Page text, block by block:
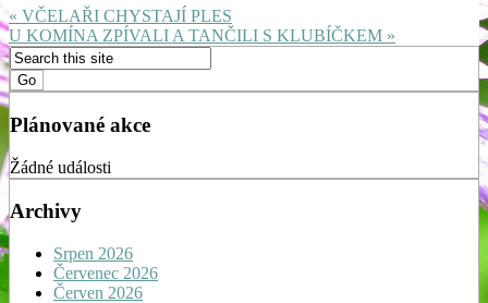
« VČELAŘI CHYSTAJÍ PLES
U KOMÍNA ZPÍVALI A TANČILI S KLUBÍČKEM »
Plánované akce
Žádné události
Archivy
Srpen 2026
Červenec 2026
Červen 2026